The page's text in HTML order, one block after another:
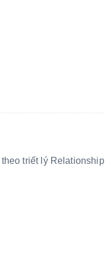
triết lý Relationship